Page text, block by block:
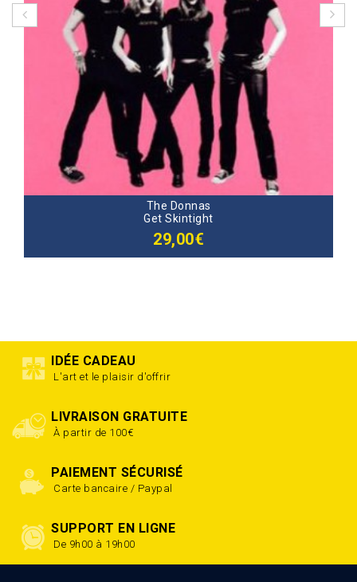
The Donnas
Get Skintight
29,00€
IDÉE CADEAU
L'art et le plaisir d'offrir
LIVRAISON GRATUITE
À partir de 100€
PAIEMENT SÉCURISÉ
Carte bancaire / Paypal
SUPPORT EN LIGNE
De 9h00 à 19h00